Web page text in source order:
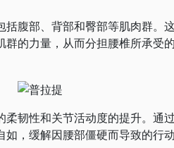
括腹部、背部和臀部等肌肉群。
的力量，从而分担腰椎所承受
韧性和关节活动度的提升。通
，缓解因腰部僵硬而导致的行动